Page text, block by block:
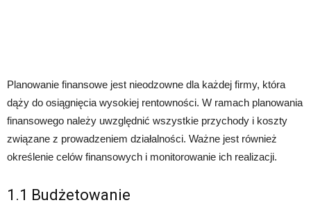
Planowanie finansowe jest nieodzowne dla każdej firmy, która
dąży do osiągnięcia wysokiej rentowności. W ramach planowania
finansowego należy uwzględnić wszystkie przychody i koszty
związane z prowadzeniem działalności. Ważne jest również
określenie celów finansowych i monitorowanie ich realizacji.
1.1 Budżetowanie